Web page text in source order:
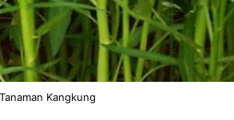
Kangkung